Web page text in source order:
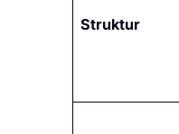
Struktur